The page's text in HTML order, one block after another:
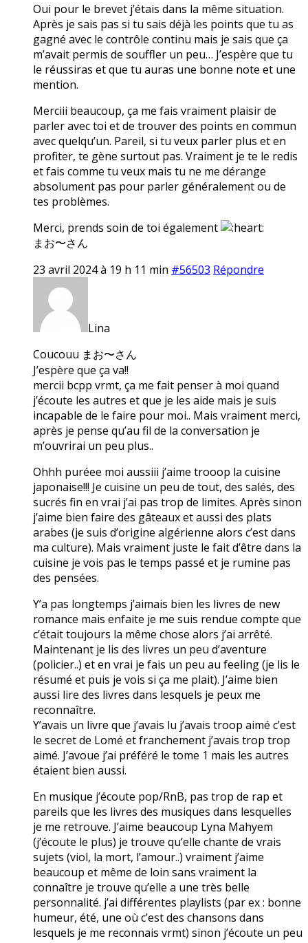
Oui pour le brevet j’étais dans la même situation.
Après je sais pas si tu sais déjà les points que tu as
gagné avec le contrôle continu mais je sais que ça
m’avait permis de souffler un peu… J’espère que tu
le réussiras et que tu auras une bonne note et une
mention.
Merciii beaucoup, ça me fais vraiment plaisir de
parler avec toi et de trouver des points en commun
avec quelqu’un. Pareil, si tu veux parler plus et en
profiter, te gène surtout pas. Vraiment je te le redis
et fais comme tu veux mais tu ne me dérange
absolument pas pour parler généralement ou de
tes problèmes.
Merci, prends soin de toi également
まお〜さん
23 avril 2024 à 19 h 11 min #56503 Répondre
Lina
Coucouu まお〜さん
J’espère que ça va!!
mercii bcpp vrmt, ça me fait penser à moi quand
j’écoute les autres et que je les aide mais je suis
incapable de le faire pour moi.. Mais vraiment merci,
après je pense qu’au fil de la conversation je
m’ouvrirai un peu plus..
Ohhh puréee moi aussiii j’aime trooop la cuisine
japonaise!!! Je cuisine un peu de tout, des salés, des
sucrés fin en vrai j’ai pas trop de limites. Après sinon
j’aime bien faire des gâteaux et aussi des plats
arabes (je suis d’origine algérienne alors c’est dans
ma culture). Mais vraiment juste le fait d’être dans la
cuisine je vois pas le temps passé et je rumine pas
des pensées.
Y’a pas longtemps j’aimais bien les livres de new
romance mais enfaite je me suis rendue compte que
c’était toujours la même chose alors j’ai arrêté.
Maintenant je lis des livres un peu d’aventure
(policier..) et en vrai je fais un peu au feeling (je lis le
résumé et puis je vois si ça me plait). J’aime bien
aussi lire des livres dans lesquels je peux me
reconnaître.
Y’avais un livre que j’avais lu j’avais troop aimé c’est
le secret de Lomé et franchement j’avais trop trop
aimé. J’avoue j’ai préféré le tome 1 mais les autres
étaient bien aussi.
En musique j’écoute pop/RnB, pas trop de rap et
pareils que les livres des musiques dans lesquelles
je me retrouve. J’aime beaucoup Lyna Mahyem
(j’écoute le plus) je trouve qu’elle chante de vrais
sujets (viol, la mort, l’amour..) vraiment j’aime
beaucoup et même de loin sans vraiment la
connaître je trouve qu’elle a une très belle
personnalité. j’ai différentes playlists (par ex : bonne
humeur, été, une où c’est des chansons dans
lesquels je me reconnais vrmt) sinon j’écoute un peu